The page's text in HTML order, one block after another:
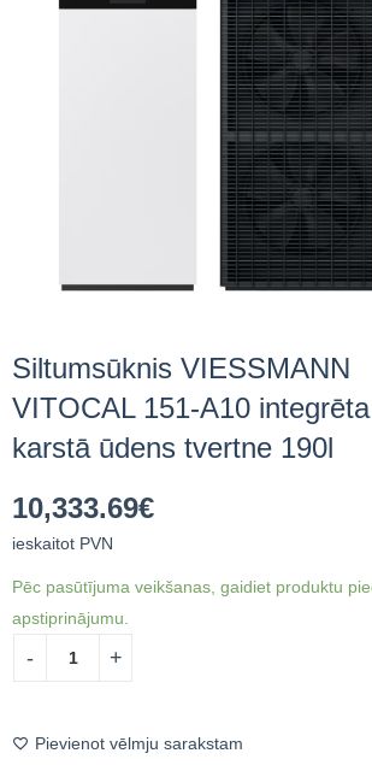
Siltumsūknis VIESSMANN
VITOCAL 151-A10 integrēta
karstā ūdens tvertne 190l
10,333.69€
ieskaitot PVN
Pēc pasūtījuma veikšanas, gaidiet produktu
apstiprinājumu.
Pievienot vēlmju sarakstam